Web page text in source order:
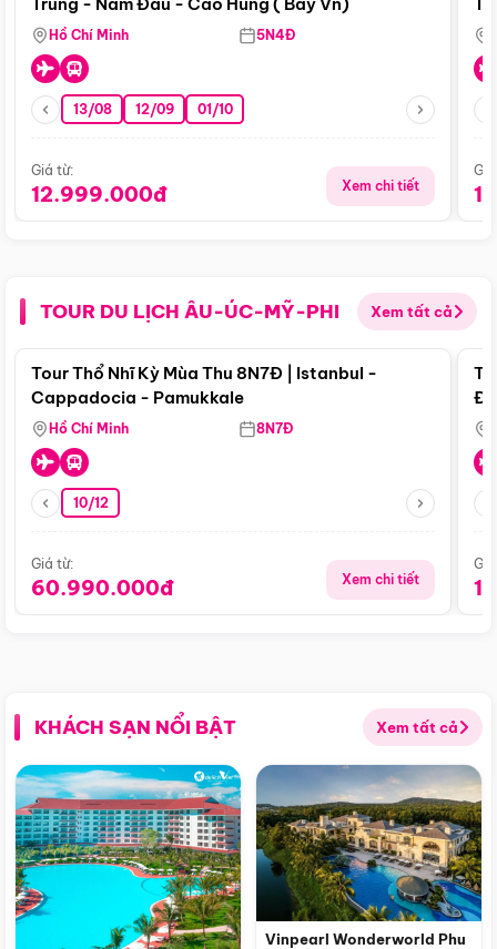
Hồ Chí Minh 5N4Đ
13/08 12/09 01/10
Giá từ:
12.999.000đ Xem chi tiết
TOUR DU LỊCH ÂU-ÚC-MỸ-PHI Xem tất cả
Điểm nổi bật
Tour Thổ Nhĩ Kỳ Mùa Thu 8N7Đ | Istanbul -
Cappadocia - Pamukkale
Hồ Chí Minh 8N7Đ
10/12
Giá từ:
60.990.000đ Xem chi tiết
KHÁCH SẠN NỔI BẬT Xem tất cả
Vinpearl Wonderworld Phu